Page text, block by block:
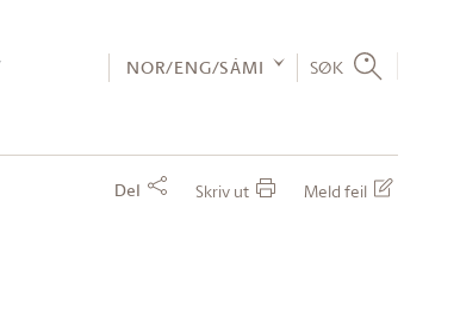
NOR/ENG/SÁMI SØK
Del Skriv ut Meld feil